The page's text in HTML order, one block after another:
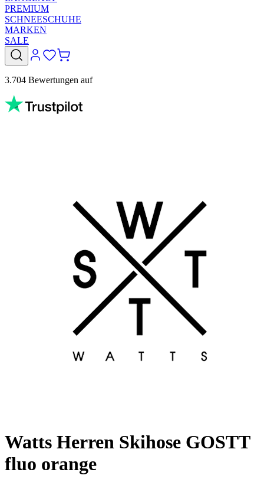
PREMIUM
SCHNEESCHUHE
MARKEN
SALE
3.704 Bewertungen auf
Watts Herren Skihose GOSTT
fluo orange